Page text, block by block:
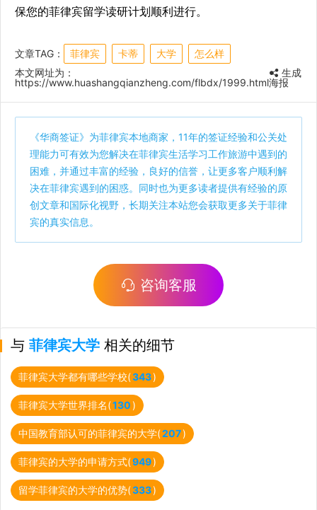
保您的菲律宾留学读研计划顺利进行。
文章TAG： 菲律宾 卡蒂 大学
怎么样
本文网址为：
https://www.huashangqianzheng.com/flbdx/1999.html
生成
海报
《华商签证》为菲律宾本地商家，11年的签证经验和公关处
理能力可有效为您解决在菲律宾生活学习工作旅游中遇到的
困难，并通过丰富的经验，良好的信誉，让更多客户顺利解
决在菲律宾遇到的困惑。同时也为更多读者提供有经验的原
创文章和国际化视野，长期关注本站您会获取更多关于菲律
宾的真实信息。
咨询客服
与 菲律宾大学 相关的细节
菲律宾大学都有哪些学校(343)
菲律宾大学世界排名(130)
中国教育部认可的菲律宾的大学(207)
菲律宾的大学的申请方式(949)
留学菲律宾的大学的优势(333)